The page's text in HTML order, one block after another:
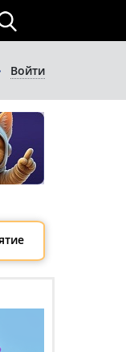
Войти